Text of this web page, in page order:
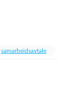
samarbeidsavtale